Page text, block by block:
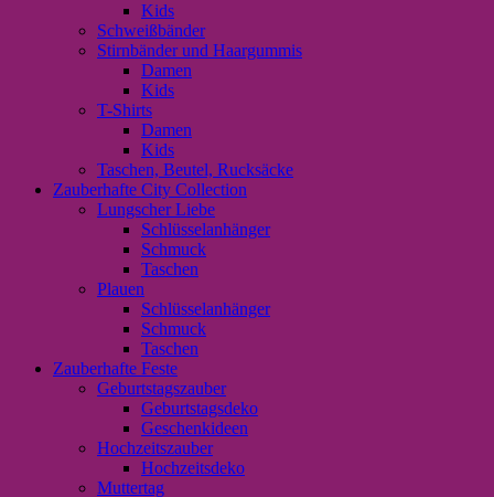
Kids
Schweißbänder
Stirnbänder und Haargummis
Damen
Kids
T-Shirts
Damen
Kids
Taschen, Beutel, Rucksäcke
Zauberhafte City Collection
Lungscher Liebe
Schlüsselanhänger
Schmuck
Taschen
Plauen
Schlüsselanhänger
Schmuck
Taschen
Zauberhafte Feste
Geburtstagszauber
Geburtstagsdeko
Geschenkideen
Hochzeitszauber
Hochzeitsdeko
Muttertag